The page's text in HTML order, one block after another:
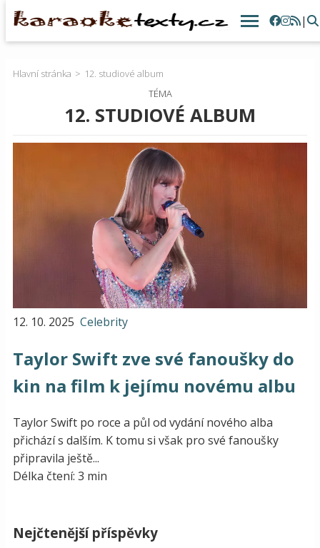
|
Hlavní stránka
12. studiové album
TÉMA
12. STUDIOVÉ ALBUM
12. 10. 2025 Celebrity
Taylor Swift zve své fanoušky do
kin na film k jejímu novému albu
Taylor Swift po roce a půl od vydání nového alba
přichází s dalším. K tomu si však pro své fanoušky
připravila ještě...
Délka čtení: 3 min
Nejčtenější příspěvky